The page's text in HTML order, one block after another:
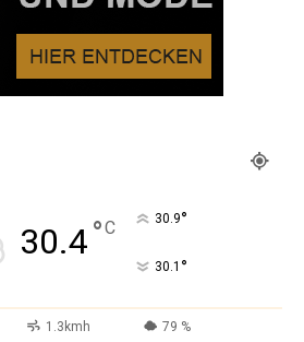
30.4°C 30.9°
30.1 °
1.3kmh 79 %